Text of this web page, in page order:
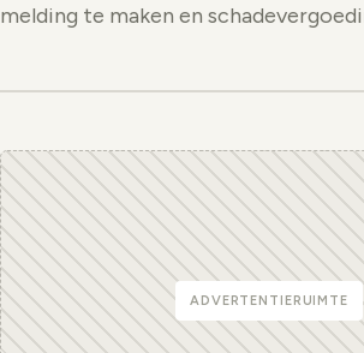
melding te maken en
ADVERTENTIERUIMTE